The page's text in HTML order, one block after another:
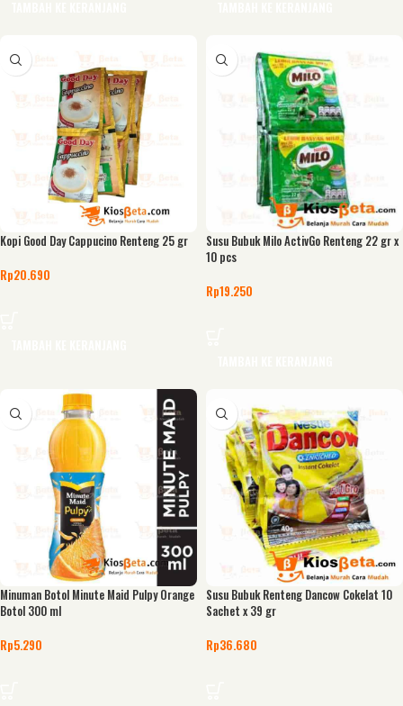
Kopi Good Day Cappucino Renteng 25 gr
Rp20.690
Susu Bubuk Milo ActivGo Renteng 22 gr x
10 pcs
Rp19.250
Minuman Botol Minute Maid Pulpy Orange
Botol 300 ml
Rp5.290
Susu Bubuk Renteng Dancow Cokelat 10
Sachet x 39 gr
Rp36.680